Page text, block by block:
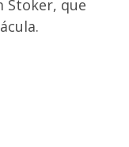
Stoker, que